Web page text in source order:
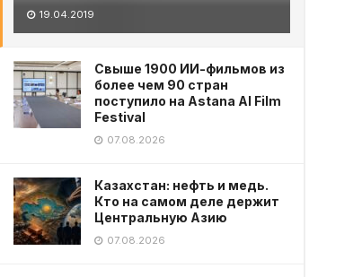
19.04.2019
Свыше 1900 ИИ-фильмов из
более чем 90 стран
поступило на Astana AI Film
Festival
07.08.2026
Казахстан: нефть и медь.
Кто на самом деле держит
Центральную Азию
07.08.2026